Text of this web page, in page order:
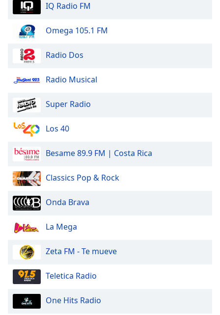
IQ Radio FM
Omega 105.1 FM
Radio Dos
Radio Musical
Super Radio
Los 40
Besame 89.9 FM | Costa Rica
Classics Pop & Rock
Onda Brava
La Mega
Zeta FM - Te mueve
Teletica Radio
One Hits Radio